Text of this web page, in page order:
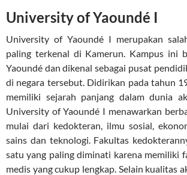
University of Yaoundé I
University of Yaoundé I merupakan
paling terkenal di Kamerun. Kampus ini
Yaoundé dan dikenal sebagai pusat
di negara tersebut. Didirikan pada tahun
memiliki sejarah panjang dalam dunia
University of Yaoundé I menawarkan
mulai dari kedokteran, ilmu sosial,
sains dan teknologi. Fakultas
satu yang paling diminati karena memiliki
medis yang cukup lengkap. Selain kualitas